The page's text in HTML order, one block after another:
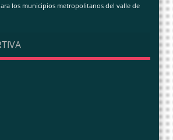
los municipios metropolitanos del valle de